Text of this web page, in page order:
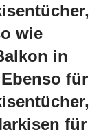
wie
in
für
für